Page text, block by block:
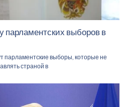
парламентских выборов в
парламентские выборы, которые не
страной в